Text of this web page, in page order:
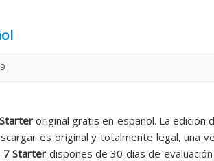
original gratis en español. La edición
es original y totalmente legal, una
7 Starter dispones de 30 días de